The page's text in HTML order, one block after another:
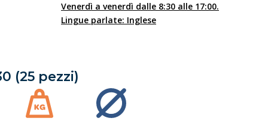
Venerdì a venerdì dalle 8:30 alle 17:00.
Lingue parlate: Inglese
(25 pezzi)